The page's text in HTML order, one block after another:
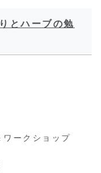
とハーブの勉
ークショップ